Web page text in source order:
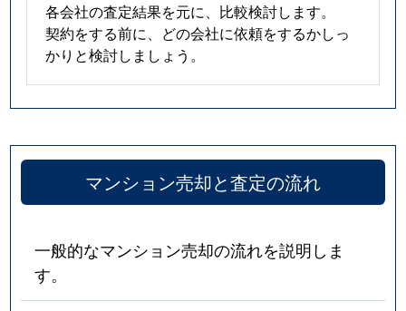
各会社の査定結果を元に、比較検討します。
契約をする前に、どの会社に依頼をするかしっ
かりと検討しましょう。
マンション売却と査定の流れ
一般的なマンション売却の流れを説明しま
す。